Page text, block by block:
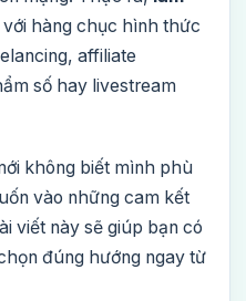
hàng chục hình thức
affiliate
số hay livestream
không biết mình phù
vào những cam kết
viết này sẽ giúp bạn có
đúng hướng ngay từ